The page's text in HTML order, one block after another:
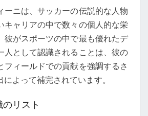
ーニは、サッカーの伝説的な人物
キャリアの中で数々の個人的な栄
彼がスポーツの中で最も優れたデ
人として認識されることは、彼の
フィールドでの貢献を強調するさ
よって補完されています。
リスト